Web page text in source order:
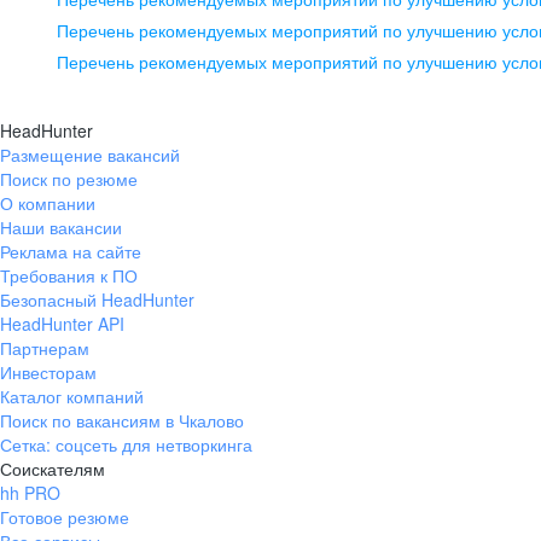
pr@ural.hh.ru
помещение 21
+7 383 207-94-64
pr@nsk.hh.ru
Перечень рекомендуемых мероприятий по улучшению
Перечень рекомендуемых мероприятий по улучшению
HeadHunter
Размещение вакансий
Поиск по резюме
О компании
Наши вакансии
Реклама на сайте
Требования к ПО
Безопасный HeadHunter
HeadHunter API
Партнерам
Инвесторам
Каталог компаний
Поиск по вакансиям в Чкалово
Сетка: соцсеть для нетворкинга
Соискателям
hh PRO
Готовое резюме